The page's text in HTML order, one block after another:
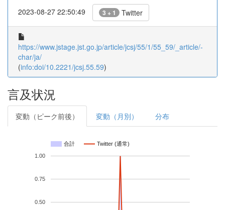
2023-08-27 22:50:49 3 + 1 Twitter
https://www.jstage.jst.go.jp/article/jcsj/55/1/55_59/_article/-
char/ja/
(info:doi/10.2221/jcsj.55.59)
言及状況
変動（ピーク前後） 変動（月別） 分布
合計 Twitter (通常)
0.50
0.75
1.00